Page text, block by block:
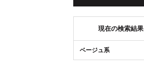
現在の検索結果
ベージュ系